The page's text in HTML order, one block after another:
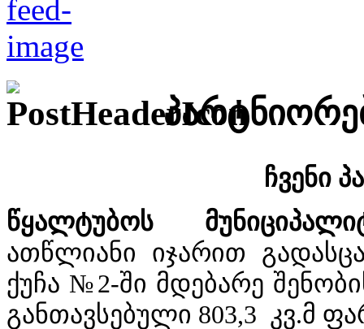
ჩვენი
წყალტუბოს
ათწლიანი იჯარით
ქუჩა №2-ში მდებარე
განთავსებული 803,3 კვ.მ